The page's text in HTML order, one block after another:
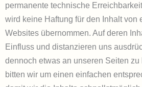
permanente technische
wird keine Haftung für den Inhalt von
Websites übernommen. Auf deren
Einfluss und distanzieren uns
dennoch etwas an unseren Seiten
bitten wir um einen einfachen